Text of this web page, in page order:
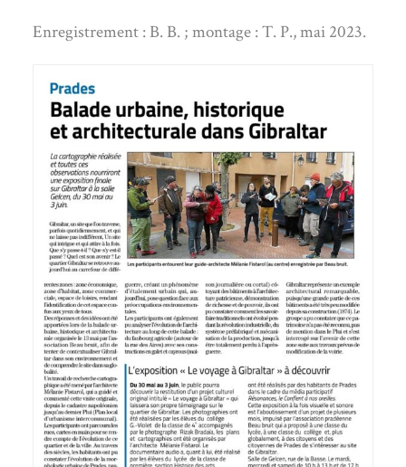
Enregistrement : B. B. ; montage : T. P., mai 2023.